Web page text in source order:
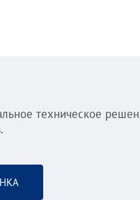
техническое